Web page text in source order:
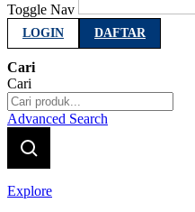
Toggle Nav
LOGIN DAFTAR
Cari
Cari
Advanced Search
Explore